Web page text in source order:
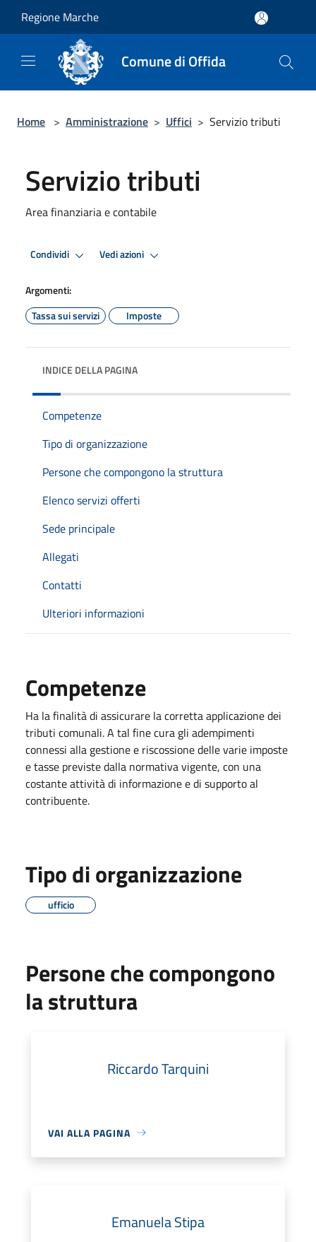
Regione Marche
Comune di Offida
Home > Amministrazione > Uffici > Servizio tributi
Servizio tributi
Area finanziaria e contabile
Condividi Vedi azioni
Argomenti:
Tassa sui servizi
Imposte
INDICE DELLA PAGINA
Competenze
Tipo di organizzazione
Persone che compongono la struttura
Elenco servizi offerti
Sede principale
Allegati
Contatti
Ulteriori informazioni
Competenze
Ha la finalità di assicurare la corretta applicazione dei
tributi comunali. A tal fine cura gli adempimenti
connessi alla gestione e riscossione delle varie imposte
e tasse previste dalla normativa vigente, con una
costante attività di informazione e di supporto al
contribuente.
Tipo di organizzazione
ufficio
Persone che compongono
la struttura
Riccardo Tarquini
VAI ALLA PAGINA
Emanuela Stipa